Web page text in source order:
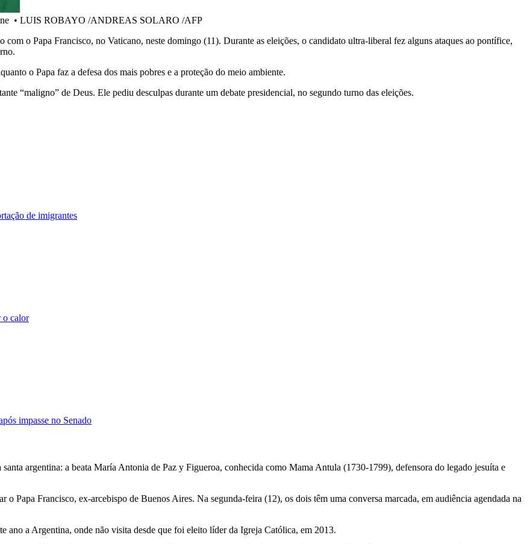
• LUIS ROBAYO /ANDREAS SOLARO /AFP
o Papa Francisco, no Vaticano, neste domingo (11). Durante as eleições, o candidato ultra-liberal fez alguns ataques ao pontífice,
o Papa faz a defesa dos mais pobres e a proteção do meio ambiente.
“maligno” de Deus. Ele pediu desculpas durante um debate presidencial, no segundo turno das eleições.
de imigrantes
o calor
impasse no Senado
argentina: a beata María Antonia de Paz y Figueroa, conhecida como Mama Antula (1730-1799), defensora do legado jesuíta e
Papa Francisco, ex-arcebispo de Buenos Aires. Na segunda-feira (12), os dois têm uma conversa marcada, em audiência agendada na
ano a Argentina, onde não visita desde que foi eleito líder da Igreja Católica, em 2013.